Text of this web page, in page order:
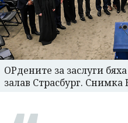
ОРдените за заслуги
залав Страсбург. Снимка